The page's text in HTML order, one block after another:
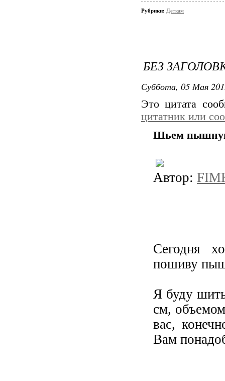
Рубрики: Деткам
БЕЗ
Суббота, 05 Мая
Это цитата
цитатник или
Шьем пышную
Автор:
Сегодня
пошиву
Я буду
см,
вас,
Вам